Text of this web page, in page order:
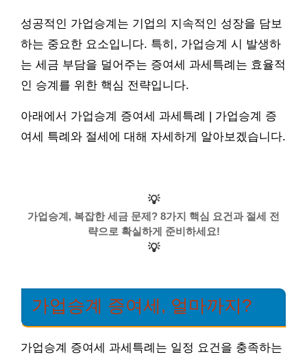
성공적인 가업승계는 기업의 지속적인 성장을 담보
하는 중요한 요소입니다. 특히, 가업승계 시 발생하
는 세금 부담을 덜어주는 증여세 과세특례는 효율적
인 승계를 위한 핵심 전략입니다.
아래에서 가업승계 증여세 과세특례 | 가업승계 증
여세 특례와 절세에 대해 자세하게 알아보겠습니다.
💡
가업승계, 복잡한 세금 문제? 8가지 핵심 요건과 절세 전
략으로 확실하게 준비하세요!
💡
가업승계 증여세, 얼마까지?
가업승계 증여세 과세특례는 일정 요건을 충족하는